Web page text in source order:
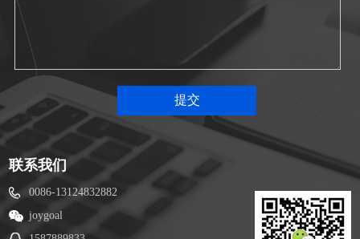
联系我们
0086-13124832882
joygoal